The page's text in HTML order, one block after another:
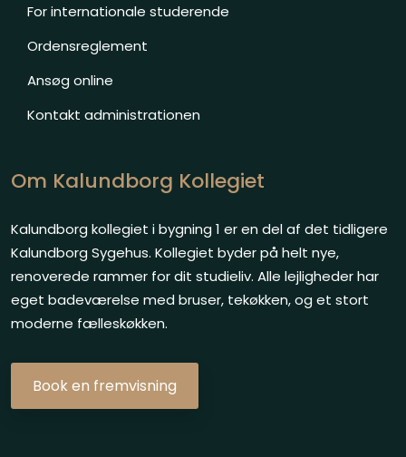
For internationale studerende
Ordensreglement
Ansøg online
Kontakt administrationen
Om Kalundborg Kollegiet
​Kalundborg kollegiet i bygning 1 er en del af det tidligere
Kalundborg Sygehus. Kollegiet byder på helt nye,
renoverede rammer for dit studieliv. Alle lejligheder har
eget badeværelse med bruser, tekøkken, og et stort
moderne fælleskøkken.
​Book en fremvisning